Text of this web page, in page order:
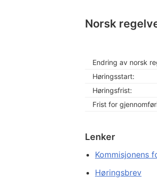
Norsk
Endring av norsk
Høringsstart:
Høringsfrist:
Frist for
Lenker
Kommisjonens
Høringsbrev